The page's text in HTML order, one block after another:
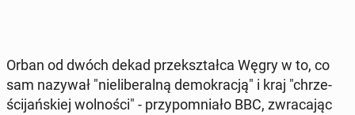
Orban od dwóch dekad prze­kształ­ca Węgry w to, co
sam nazywał "nie­li­be­ral­ną de­mo­kra­cją" i kraj "chrze­
ści­jań­skiej wol­no­ści" - przy­po­mnia­ło BBC, zwra­ca­jąc